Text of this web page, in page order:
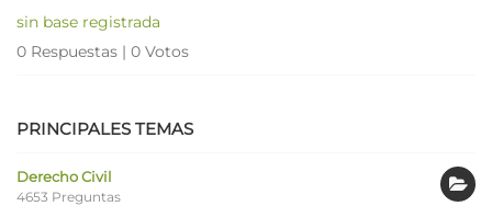
sin base registrada
0 Respuestas | 0 Votos
PRINCIPALES TEMAS
Derecho Civil
4653 Preguntas